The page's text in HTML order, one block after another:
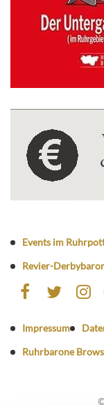
Events im
Revier-
Impressum
Ruhrbarone